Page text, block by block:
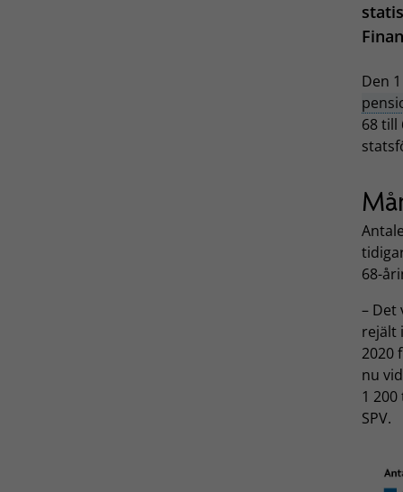
Den
68 till
68-
– Det
rejält
2020
nu
1
SPV.